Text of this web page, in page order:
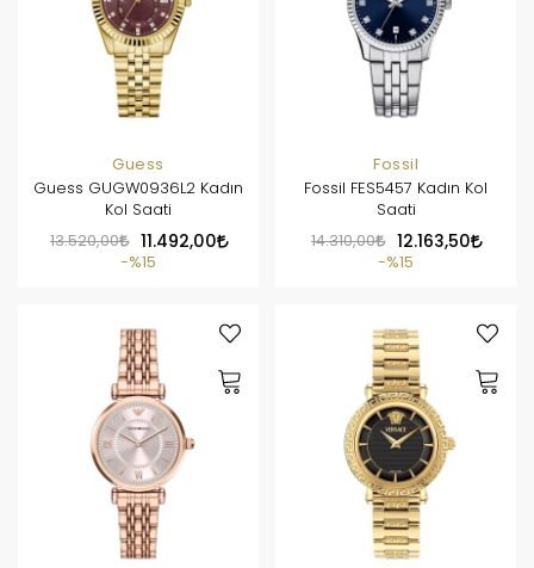
Guess
Guess GUGW0936L2 Kadın
Kol Saati
13.520,00
11.492,00
%15
Fossil
Fossil FES5457 Kadın Kol
Saati
14.310,00
12.163,50
%15